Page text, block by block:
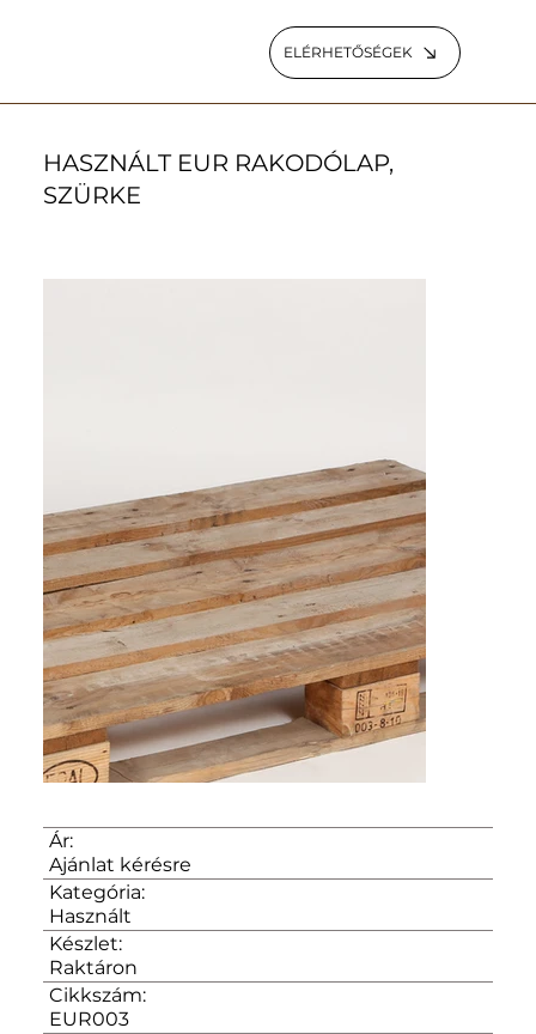
ELÉRHETŐSÉGEK
HASZNÁLT EUR RAKODÓLAP,
SZÜRKE
Ár:
Ajánlat kérésre
Kategória:
Használt
Készlet:
Raktáron
Cikkszám:
EUR003